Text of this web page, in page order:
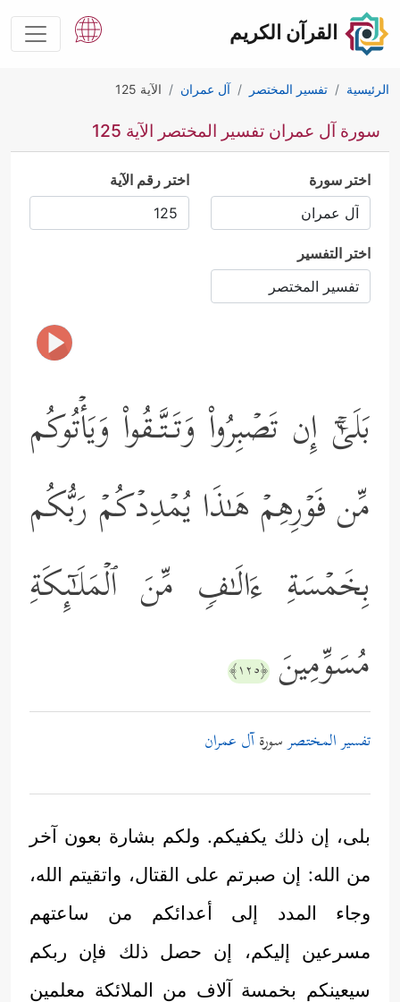
القرآن الكريم
الرئيسية تفسير المختصر آل عمران الآية 125
سورة آل عمران تفسير المختصر الآية 125
اختر سورة اختر رقم الآية
اختر التفسير
بَلَىٰۤۚ إِن تَصۡبِرُواْ وَتَـتَّـقُواْ وَیَأۡتُوكُم
مِّن فَوۡرِهِمۡ هَـٰذَا یُمۡدِدۡكُمۡ رَبُّكُم
بِخَمۡسَةِ ءَالَـٰفࣲ مِّنَ ٱلۡمَلَـٰۤىِٕكَةِ
مُسَوِّمِینَ ﴿١٢٥﴾
تفسير المختصرسورةآل عمران
بلى، إن ذلك يكفيكم. ولكم بشارة بعون آخر
من الله: إن صبرتم على القتال، واتقيتم الله،
وجاء المدد إلى أعدائكم من ساعتهم
مسرعين إليكم، إن حصل ذلك فإن ربكم
سيعينكم بخمسة آلاف من الملائكة معلمين